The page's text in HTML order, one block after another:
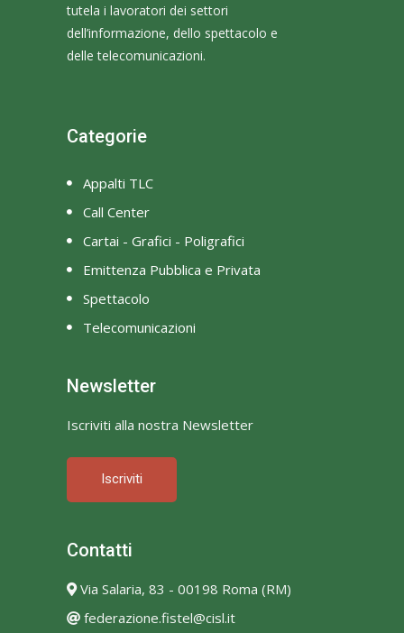
tutela i lavoratori dei settori
dell’informazione, dello spettacolo e
delle telecomunicazioni.
Categorie
Appalti TLC
Call Center
Cartai - Grafici - Poligrafici
Emittenza Pubblica e Privata
Spettacolo
Telecomunicazioni
Newsletter
Iscriviti alla nostra Newsletter
Iscriviti
Contatti
Via Salaria, 83 - 00198 Roma (RM)
federazione.fistel@cisl.it